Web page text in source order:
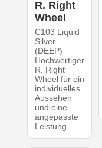
R. Right
Wheel
C103 Liquid
Silver
(DEEP)
Hochwertiger
R. Right
Wheel für ein
individuelles
Aussehen
und eine
angepasste
Leistung.